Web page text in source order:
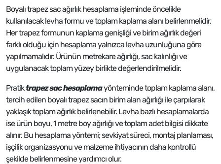
Boyalı trapez sac ağırlık hesaplama işleminde öncelikle
kullanılacak levha formu ve toplam kaplama alanı belirlenmelidir.
Her trapez formunun kaplama genişliği ve birim ağırlık değeri
farklı olduğu için hesaplama yalnızca levha uzunluğuna göre
yapılmamalıdır. Ürünün metrekare ağırlığı, sac kalınlığı ve
uygulanacak toplam yüzey birlikte değerlendirilmelidir.
Pratiktrapez sachesaplamayönteminde toplam kaplama alanı,
tercih edilen boyalı trapez sacın birim alan ağırlığı ile çarpılarak
yaklaşık toplam ağırlık belirlenebilir. Levha bazlı hesaplamalarda
ise ürün boyu, 1 metre boy ağırlığı ve toplam adet bilgisi dikkate
alınır. Bu hesaplama yöntemi; sevkiyat süreci, montaj planlaması,
işçilik organizasyonu ve malzeme ihtiyacının daha kontrollü
şekilde belirlenmesine yardımcı olur.